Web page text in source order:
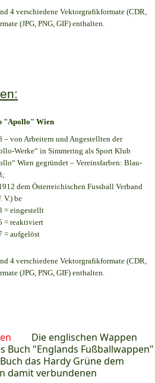
4 verschiedene Vektorgrafikformate (CDR,
(JPG, PNG, GIF) enthalten.
"Apollo" Wien
– von Arbeitern und Angestellten der
Werke“ in Simmering als Sport Klub
Wien gegründet – Vereinsfarben: Blau-
dem Österreichischen Fussball Verband
V.) be
= eingestellt
= reaktiviert
= aufgelöst
4 verschiedene Vektorgrafikformate (CDR,
(JPG, PNG, GIF) enthalten.
Die englischen Wappen
Buch "Englands Fußballwappen"
das Hardy Grüne dem
damit verbundenen